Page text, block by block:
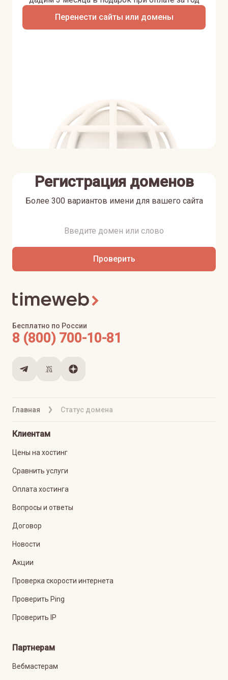
Перенести сайты или домены
Регистрация доменов
Более 300 вариантов имени для вашего сайта
Проверить
Главная Статус домена
Бесплатно по России
8 (800) 700-10-81
Клиентам
Цены на хостинг
Сравнить услуги
Оплата хостинга
Вопросы и ответы
Договор
Новости
Акции
Проверка скорости интернета
Проверить Ping
Проверить IP
Партнерам
Вебмастерам